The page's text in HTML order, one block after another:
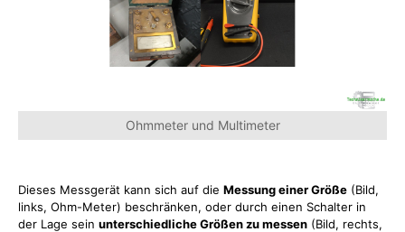
Ohmmeter und Multimeter
Dieses Messgerät kann sich auf die Messung einer Größe (Bild,
links, Ohm-Meter) beschränken, oder durch einen Schalter in
der Lage sein unterschiedliche Größen zu messen (Bild, rechts,